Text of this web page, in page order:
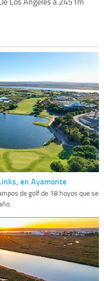
en Ayamonte
de golf de 18 hoyos que se